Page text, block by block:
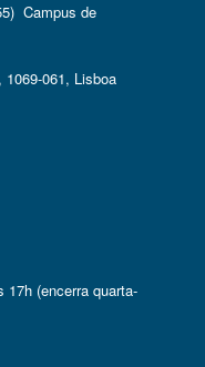
Campus de
061, Lisboa
17h (encerra quarta-